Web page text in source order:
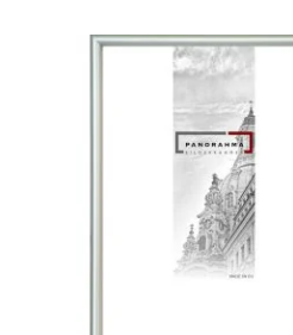
ZUR VERGLEICHSLISTE